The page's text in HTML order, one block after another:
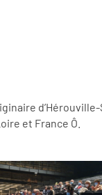
et France Ô.